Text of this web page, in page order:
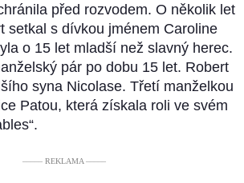
před rozvodem. O několik let
setkal s dívkou jménem Caroline
o 15 let mladší než slavný herec.
pár po dobu 15 let. Robert
syna Nicolase. Třetí manželkou
Patou, která získala roli ve svém
––––– REKLAMA –––––